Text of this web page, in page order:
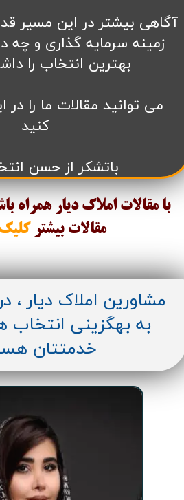
آگاهی بیشتر در این مسیر
زمینه سرمایه گذاری و
بهترین انتخاب را
می توانید مقالات ما را
کنید
باتشکر از حسن
با مقالات املاک دیار همراه
مقالات بیشتر
مشاورین املاک دیار ،
به بهگزینی انتخاب
خدمتتان